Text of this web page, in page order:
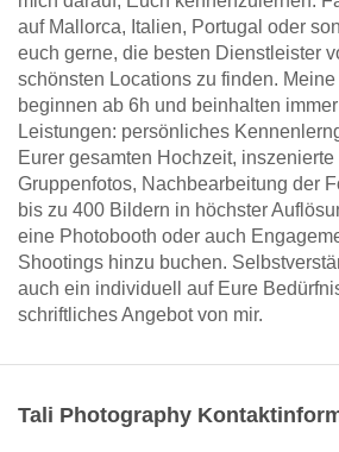
auf Mallorca, Italien, Portugal oder
euch gerne, die besten Dienstleister
schönsten Locations zu finden.
beginnen ab 6h und beinhalten
Leistungen: persönliches
Eurer gesamten Hochzeit, inszenierte
Gruppenfotos, Nachbearbeitung der
bis zu 400 Bildern in höchster
eine Photobooth oder auch
Shootings hinzu buchen.
auch ein individuell auf Eure
schriftliches Angebot von mir.
Tali Photography